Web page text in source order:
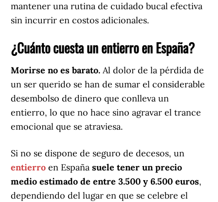
mantener una rutina de cuidado bucal efectiva
sin incurrir en costos adicionales.
¿Cuánto cuesta un entierro en España?
Morirse no es barato. Al dolor de la pérdida de
un ser querido se han de sumar el considerable
desembolso de dinero que conlleva un
entierro, lo que no hace sino agravar el trance
emocional que se atraviesa.
Si no se dispone de seguro de decesos, un
entierro en Españasuele tener un precio
medio estimado de entre 3.500 y 6.500 euros,
dependiendo del lugar en que se celebre el